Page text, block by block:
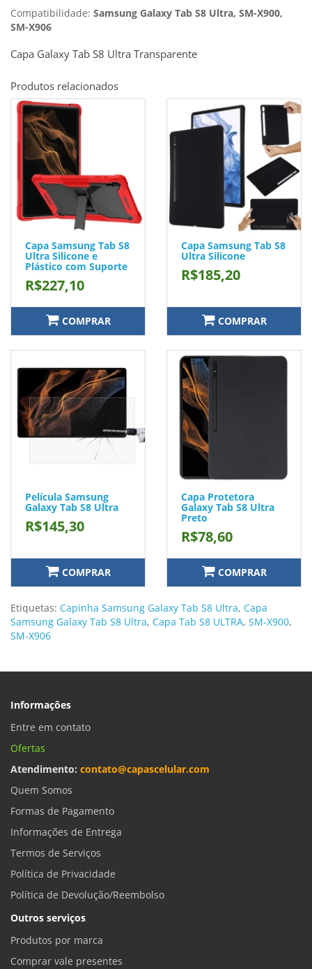
Compatibilidade: Samsung Galaxy Tab S8 Ultra, SM-X900,
SM-X906
Capa Galaxy Tab S8 Ultra Transparente
Produtos relacionados
Capa Samsung Tab S8
Ultra Silicone e
Plástico com Suporte
R$227,10
COMPRAR
Capa Samsung Tab S8
Ultra Silicone
R$185,20
COMPRAR
Película Samsung
Galaxy Tab S8 Ultra
R$145,30
COMPRAR
Capa Protetora
Galaxy Tab S8 Ultra
Preto
R$78,60
COMPRAR
Etiquetas: Capinha Samsung Galaxy Tab S8 Ultra, Capa
Samsung Galaxy Tab S8 Ultra, Capa Tab S8 ULTRA, SM-X900,
SM-X906
Informações
Entre em contato
Ofertas
Atendimento: contato@capascelular.com
Quem Somos
Formas de Pagamento
Informações de Entrega
Termos de Serviços
Política de Privacidade
Política de Devolução/Reembolso
Outros serviços
Produtos por marca
Comprar vale presentes